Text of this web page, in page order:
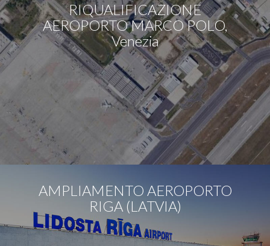
RIQUALIFICAZIONE
AEROPORTO MARCO POLO,
Venezia
AMPLIAMENTO AEROPORTO
RIGA (LATVIA)